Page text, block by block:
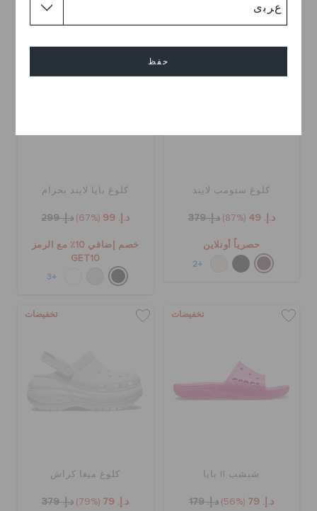
حفظ
كلوغ ستومب لايند
د.إ. 49 (87%) د.إ. 379
حصرياً أونلاين
+2
كلوغ بايا لايند بحزام
د.إ. 99 (67%) د.إ. 299
خصم إضافي 10٪ مع الرمز
GET10
+3
تخفيضات
شبشب II بايا
د.إ. 79 (56%) د.إ. 179
تخفيضات
كلوغ ميغا كراش
د.إ. 79 (79%) د.إ. 379